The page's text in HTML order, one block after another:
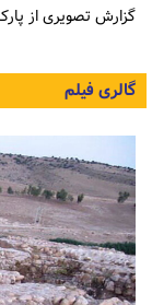
گزارش تصویری از
گالری فیلم